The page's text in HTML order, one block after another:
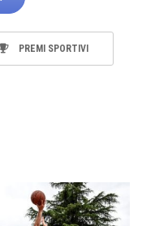
PREMI SPORTIVI